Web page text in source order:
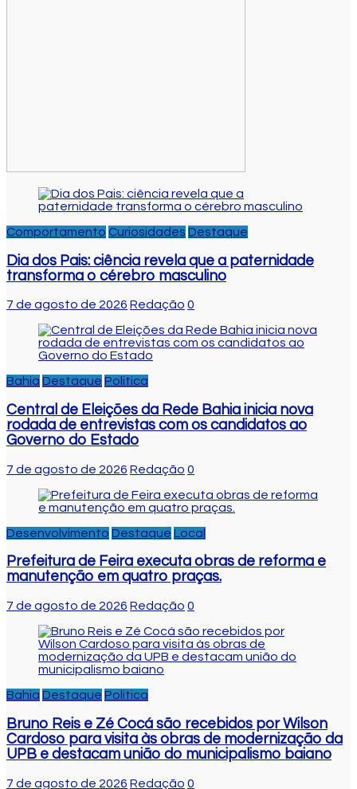
Comportamento Curiosidades Destaque
Dia dos Pais: ciência revela que a paternidade
transforma o cérebro masculino
7 de agosto de 2026 Redação 0
Bahia Destaque Politica
Central de Eleições da Rede Bahia inicia nova
rodada de entrevistas com os candidatos ao
Governo do Estado
7 de agosto de 2026 Redação 0
Desenvolvimento Destaque Local
Prefeitura de Feira executa obras de reforma e
manutenção em quatro praças.
7 de agosto de 2026 Redação 0
Bahia Destaque Politica
Bruno Reis e Zé Cocá são recebidos por Wilson
Cardoso para visita às obras de modernização da
UPB e destacam união do municipalismo baiano
7 de agosto de 2026 Redação 0